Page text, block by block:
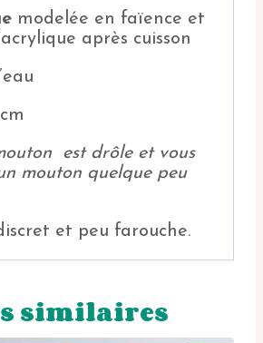
modelée en faïence et
après cuisson
est drôle et vous
mouton quelque peu
et peu farouche.
similaires